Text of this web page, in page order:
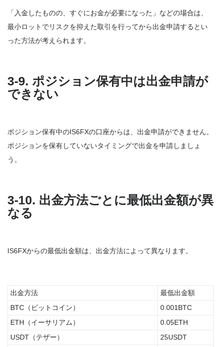
「入金したものの、すぐにお金が必要になった」などの場合は、
最小ロットでリスクを抑えた取引を行ってから出金申請するとい
った方法が考えられます。
3-9. ポジション保有中は出金申請が
できない
ポジション保有中のIS6FXの口座からは、出金申請ができません。
ポジションを保有していないタイミングで出金を申請しましょ
う。
3-10. 出金方法ごとに最低出金額が異
なる
IS6FXからの最低出金額は、出金方法によって異なります。
出金方法
最低出金額
BTC（ビットコイン）
0.001BTC
ETH（イーサリアム）
0.05ETH
USDT（テザー）
25USDT